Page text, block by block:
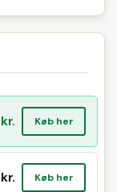
Køb her
Køb her